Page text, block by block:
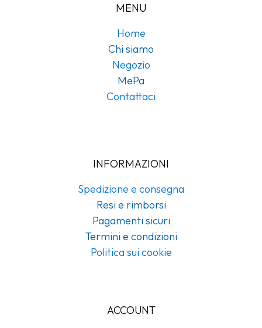
MENU
Home
Chi siamo
Negozio
MePa
Contattaci
INFORMAZIONI
Spedizione e consegna
Resi e rimborsi
Pagamenti sicuri
Termini e condizioni
Politica sui cookie
ACCOUNT